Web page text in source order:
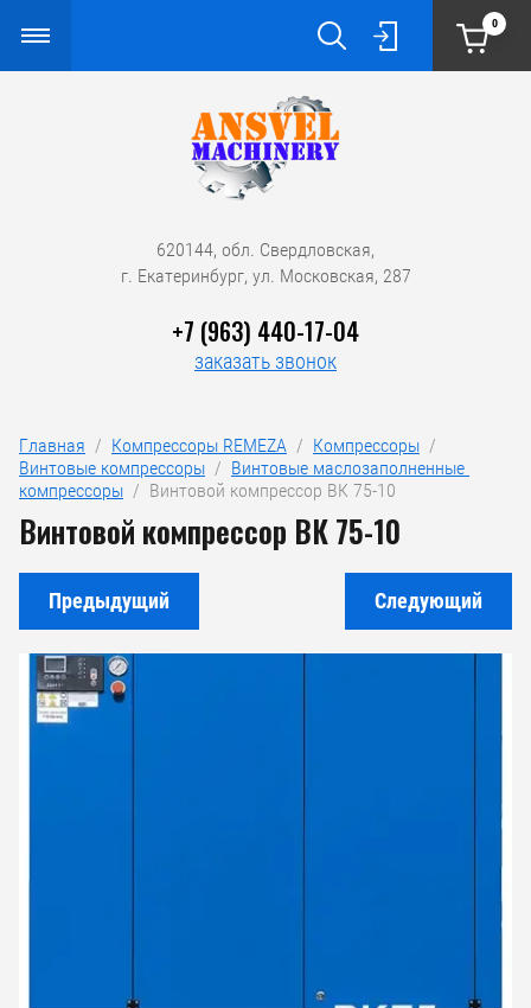
0
620144, обл. Свердловская,
г. Екатеринбург, ул. Московская, 287
+7 (963) 440-17-04
заказать звонок
Главная
  /
Компрессоры REMEZA
  /
Компрессоры
Винтовые компрессоры
  /
Винтовые маслозаполненные
компрессоры
  /  Винтовой компрессор ВК 75-10
Винтовой компрессор ВК 75-10
Предыдущий Следующий